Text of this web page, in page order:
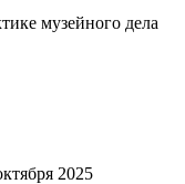
музейного дела
2025